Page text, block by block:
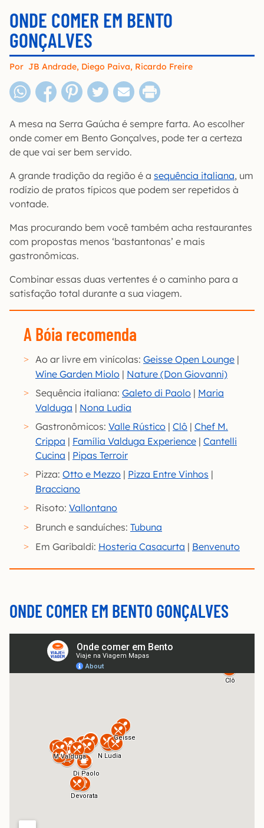
ONDE COMER EM BENTO
GONÇALVES
Por JB Andrade, Diego Paiva, Ricardo Freire
A mesa na Serra Gaúcha é sempre farta. Ao escolher
onde comer em Bento Gonçalves, pode ter a certeza
de que vai ser bem servido.
A grande tradição da região é a sequência italiana, um
rodízio de pratos típicos que podem ser repetidos à
vontade.
Mas procurando bem você também acha restaurantes
com propostas menos ‘bastantonas’ e mais
gastronômicas.
Combinar essas duas vertentes é o caminho para a
satisfação total durante a sua viagem.
A Bóia recomenda
Ao ar livre em vinícolas: Geisse Open Lounge |
Wine Garden Miolo | Nature (Don Giovanni)
Sequência italiana: Galeto di Paolo | Maria
Valduga | Nona Ludia
Gastronômicos: Valle Rústico | Clô | Chef M.
Crippa | Família Valduga Experience | Cantelli
Cucina | Pipas Terroir
Pizza: Otto e Mezzo | Pizza Entre Vinhos |
Bracciano
Risoto: Vallontano
Brunch e sanduíches: Tubuna
Em Garibaldi: Hosteria Casacurta | Benvenuto
ONDE COMER EM BENTO GONÇALVES